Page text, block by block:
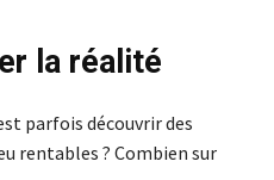
la réalité
parfois découvrir des
rentables ? Combien sur